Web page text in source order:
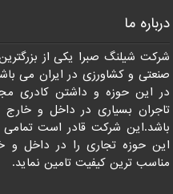
درباره ما
شرکت شیلنگ صبرا یکی از
صنعتی و کشاورزی در ایران می
در این حوزه و داشتن کادری
تاجران بسیاری در داخل و
باشد.این شرکت قادر است تمامی
این حوزه تجاری را در داخل و
مناسب ترین کیفیت تامین نماید.